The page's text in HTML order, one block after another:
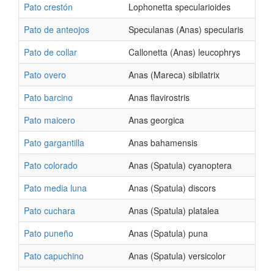
Pato crestón
Lophonetta specularioides
Pato de anteojos
Speculanas (Anas) specularis
Pato de collar
Callonetta (Anas) leucophrys
Pato overo
Anas (Mareca) sibilatrix
Pato barcino
Anas flavirostris
Pato maicero
Anas georgica
Pato gargantilla
Anas bahamensis
Pato colorado
Anas (Spatula) cyanoptera
Pato media luna
Anas (Spatula) discors
Pato cuchara
Anas (Spatula) platalea
Pato puneño
Anas (Spatula) puna
Pato capuchino
Anas (Spatula) versicolor